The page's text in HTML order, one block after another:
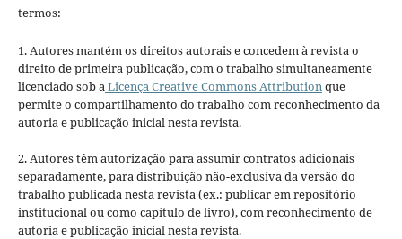
termos:
1. Autores mantém os direitos autorais e concedem à revista o
direito de primeira publicação, com o trabalho simultaneamente
licenciado sob a Licença Creative Commons Attribution que
permite o compartilhamento do trabalho com reconhecimento da
autoria e publicação inicial nesta revista.
2. Autores têm autorização para assumir contratos adicionais
separadamente, para distribuição não-exclusiva da versão do
trabalho publicada nesta revista (ex.: publicar em repositório
institucional ou como capítulo de livro), com reconhecimento de
autoria e publicação inicial nesta revista.